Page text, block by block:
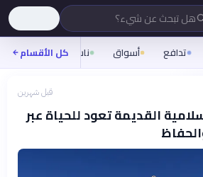
هل تبحث عن شيء؟
تدافع أسواق ناس روح
كل الأقسام
قبل شهرين
القديمة تعود للحياة عبر